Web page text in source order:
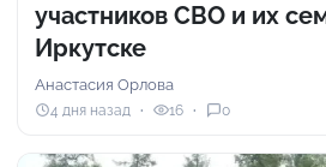
участников СВО и их
Иркутске
Анастасия Орлова
4 дня назад 16 0